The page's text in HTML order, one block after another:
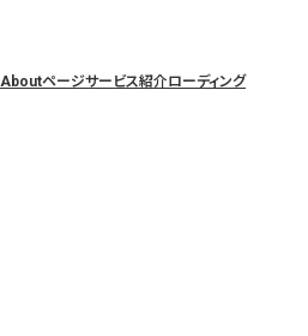
Aboutページサービス紹介ローディング